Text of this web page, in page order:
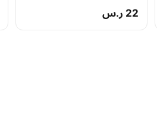
22 ر.س